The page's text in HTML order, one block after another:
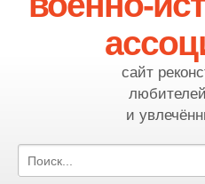
сайт
любителей
и